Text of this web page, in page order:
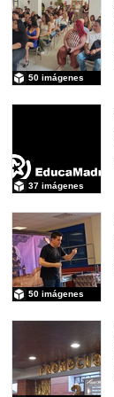
50 imágenes
37 imágenes
50 imágenes